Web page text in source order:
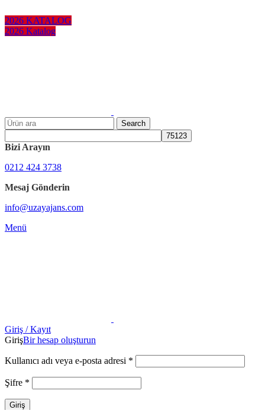
2026 KATALOG
2026 Katalog
Search
Bizi Arayın
0212 424 3738
Mesaj Gönderin
info@uzayajans.com
Menü
Giriş / Kayıt
GirişBir hesap oluşturun
Kullanıcı adı veya e-posta adresi *
Şifre *
Giriş